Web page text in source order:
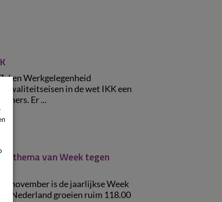
Werkgelegenheid
kwaliteitseisen in de wet IKK een
Er ...
thema van Week tegen
november is de jaarlijkse Week
In Nederland groeien ruim 118.00